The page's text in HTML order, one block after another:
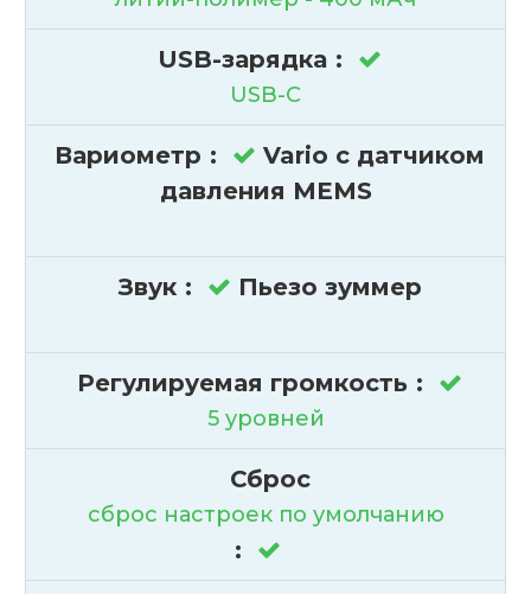
USB-зарядка :
USB-C
Вариометр :
Vario с датчиком
давления MEMS
Звук : Пьезо зуммер
Регулируемая громкость :
5 уровней
Сброс
сброс настроек по умолчанию
: